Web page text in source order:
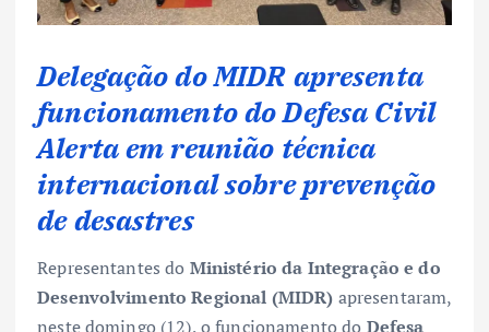
Delegação do MIDR apresenta
funcionamento do Defesa Civil
Alerta em reunião técnica
internacional sobre prevenção
de desastres
Representantes do Ministério da Integração e do
Desenvolvimento Regional (MIDR) apresentaram,
neste domingo (12), o funcionamento do Defesa